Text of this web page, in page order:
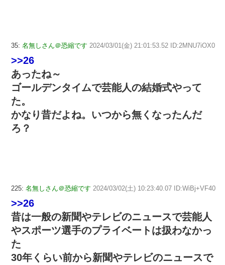
35: 名無しさん＠恐縮です 2024/03/01(金) 21:01:53.52 ID:2MNU7iOX0
>>26
あったね～
ゴールデンタイムで芸能人の結婚式やって
た。
かなり昔だよね。いつから無くなったんだ
ろ？
225: 名無しさん＠恐縮です 2024/03/02(土) 10:23:40.07 ID:WiBj+VF40
>>26
昔は一般の新聞やテレビのニュースで芸能人
やスポーツ選手のプライベートは扱わなかっ
た
30年くらい前から新聞やテレビのニュースで